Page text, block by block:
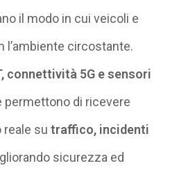
il modo in cui veicoli e
l’ambiente circostante.
connettività 5G e sensori
permettono di ricevere
reale sutraffico, incidenti
sicurezza ed